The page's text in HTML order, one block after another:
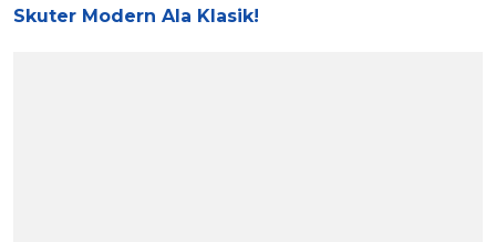
Skuter Modern Ala Klasik!